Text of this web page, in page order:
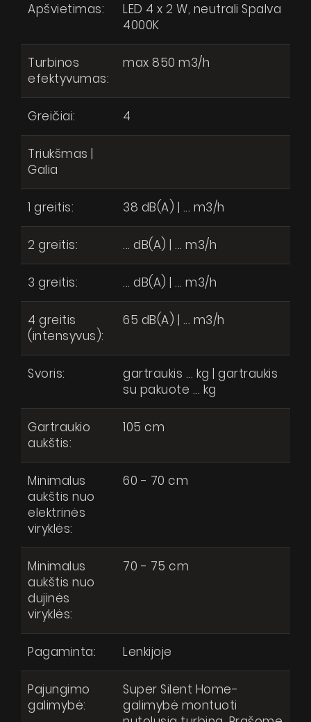
Apšvietimas:
LED 4 x 2 W, neutrali Spalva
4000K
Turbinos
efektyvumas:
max 850 m3/h
Greičiai: 4
Triukšmas |
Galia
1 greitis: 38 dB(A) | ... m3/h
2 greitis: ... dB(A) | ... m3/h
3 greitis: ... dB(A) | ... m3/h
4 greitis
(intensyvus):
65 dB(A) | ... m3/h
Svoris:
gartraukis ... kg | gartraukis
su pakuote ... kg
Gartraukio
aukštis:
105 cm
Minimalus
aukštis nuo
elektrinės
viryklės:
60 - 70 cm
Minimalus
aukštis nuo
dujinės
viryklės:
70 - 75 cm
Pagaminta: Lenkijoje
Pajungimo
galimybė:
Super Silent Home-
galimybė montuoti